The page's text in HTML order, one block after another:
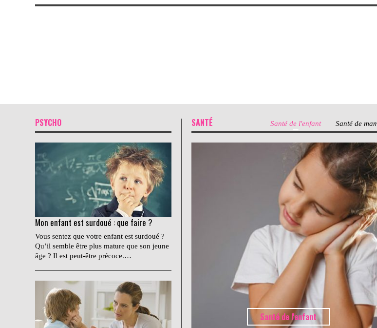
SANTÉ Santé de l'enfant Santé de
Santé de l'enfant
PSYCHO
Mon enfant est surdoué : que faire ?
Vous sentez que votre enfant est surdoué ?
Qu’il semble être plus mature que son jeune
âge ? Il est peut-être précoce.…